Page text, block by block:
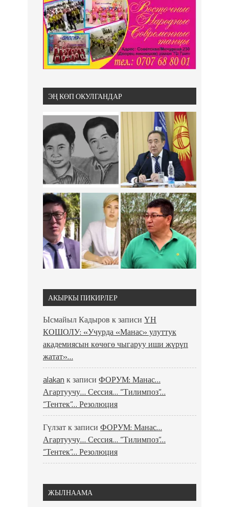
ЭҢ КӨП ОКУЛГАНДАР
АКЫРКЫ ПИКИРЛЕР
Ысмайыл Кадыров к записи ҮН
КОШОЛУ: «Учурда «Манас» улуттук
академиясын көчөгө чыгаруу иши жүрүп
жатат»…
alakan к записи ФОРУМ: Манас…
Агартуучу… Сессия… “Тилимпоз”…
“Тентек”… Резолюция
Гүлзатк записи ФОРУМ: Манас…
Агартуучу… Сессия… “Тилимпоз”…
“Тентек”… Резолюция
ЖЫЛНААМА